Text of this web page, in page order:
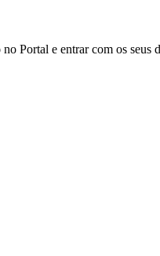
Portal e entrar com os seus